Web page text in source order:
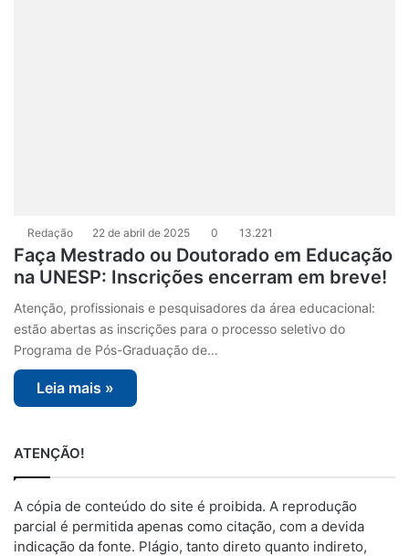
Redação 22 de abril de 2025 0 13.221
Faça Mestrado ou Doutorado em Educação
na UNESP: Inscrições encerram em breve!
Atenção, profissionais e pesquisadores da área educacional:
estão abertas as inscrições para o processo seletivo do
Programa de Pós-Graduação de…
Leia mais »
ATENÇÃO!
A cópia de conteúdo do site é proibida. A reprodução
parcial é permitida apenas como citação, com a devida
indicação da fonte. Plágio, tanto direto quanto indireto,